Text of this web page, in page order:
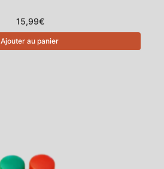
15,99€
Ajouter au panier